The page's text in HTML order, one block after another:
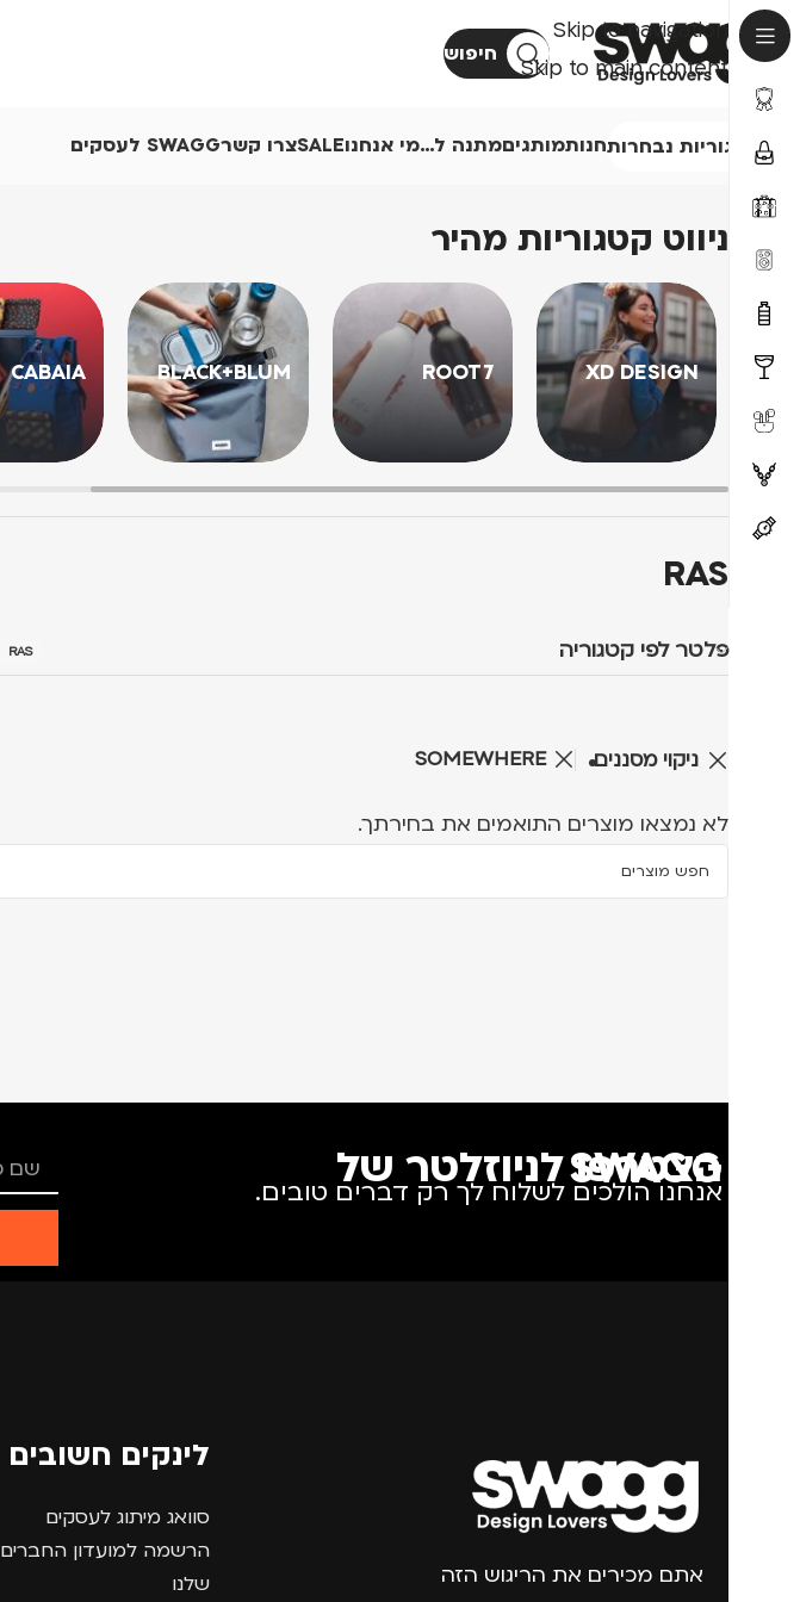
Skip to navigation
Skip to main content
חיפוש
קטגוריות נבחרותחנותמותגיםמתנה ל…מי אנחנוSALEצרו קשרSWAGG לעסקים
ניווט קטגוריות מהיר
XD DESIGN
ROOT7
BLACK+BLUM
CABAIA
RAS
פלטר לפי קטגוריה RAS
ניקוי מסננים SOMEWHERE
לא נמצאו מוצרים התואמים את בחירתך.
הצטרפו לניוזלטר של SWAGG
אנחנו הולכים לשלוח לך רק דברים טובים.
אתם מכירים את הריגוש הזה
לינקים חשובים
סוואג מיתוג לעסקים
הרשמה למועדון החברים
שלנו